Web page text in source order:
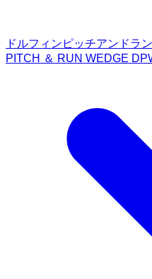
ドルフィンピッチアンドラ
PITCH ＆ RUN WEDGE